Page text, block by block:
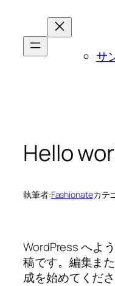
サ
Hello
執筆者:Fashionateカテ
WordPress へよ
稿です。編集ま
成を始めてくださ